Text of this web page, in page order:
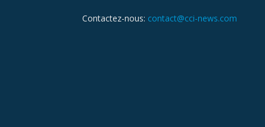
Contactez-nous: contact@cci-news.com